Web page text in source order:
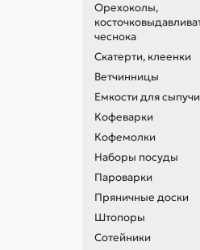
Орехоколы,
чеснока
Скатерти, клеенки
Ветчинницы
Емкости для
Кофеварки
Кофемолки
Наборы посуды
Пароварки
Пряничные доски
Штопоры
Сотейники